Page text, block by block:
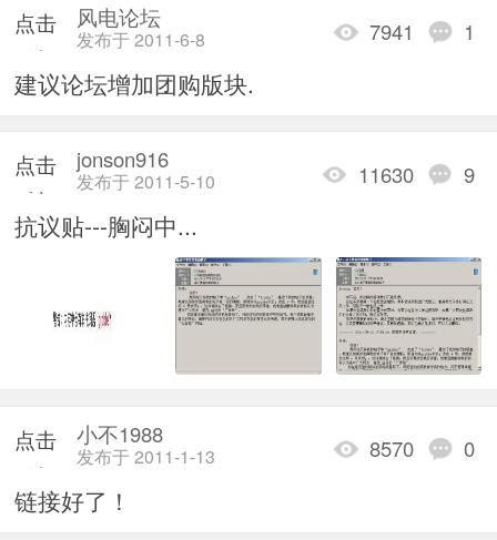
点击
重新
加载
7941 1
风电论坛
发布于 2011-6-8
建议论坛增加团购版块.
点击
重新
加载
11630 9
jonson916
发布于 2011-5-10
抗议贴---胸闷中...
点击
重新
加载
8570 0
小不1988
发布于 2011-1-13
链接好了！